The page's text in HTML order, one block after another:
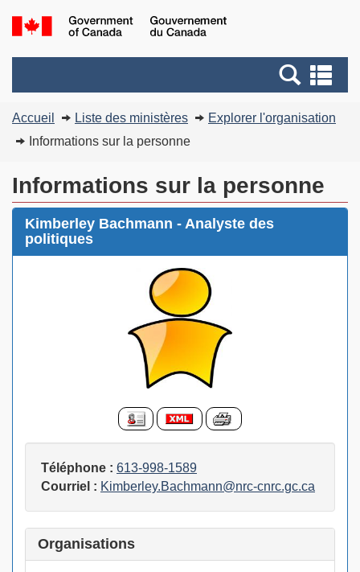
Passer
au
contenu
Passer
au
version
simplifiée
et
menus
et
Vous
êtes
Accueil Liste des ministères
Explorer l'organisation
Informations sur la personne
Informations sur la personne
Kimberley Bachmann - Analyste des
politiques
Téléphone : 613-998-1589
Courriel : Kimberley.Bachmann@nrc-cnrc.gc.ca
Organisations